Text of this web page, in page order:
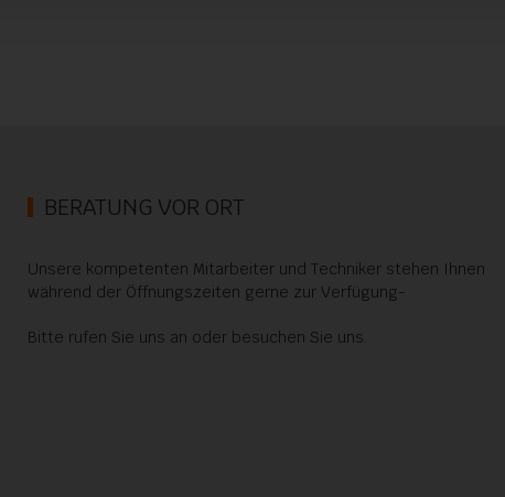
BERATUNG VOR ORT
Unsere kompetenten Mitarbeiter und Techniker stehen Ihnen
während der Öffnungszeiten gerne zur Verfügung-
Bitte rufen Sie uns an oder besuchen Sie uns.